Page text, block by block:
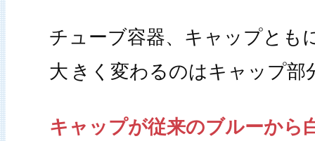
チューブ容器、キャップとも
大 きく変わるのはキャップ部
キャップが従来のブルーから